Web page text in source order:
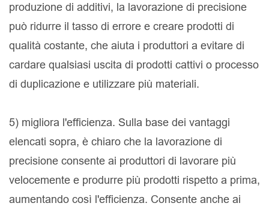
produzione di additivi, la lavorazione di precisione
può ridurre il tasso di errore e creare prodotti di
qualità costante, che aiuta i produttori a evitare di
cardare qualsiasi uscita di prodotti cattivi o processo
di duplicazione e utilizzare più materiali.
5) migliora l'efficienza. Sulla base dei vantaggi
elencati sopra, è chiaro che la lavorazione di
precisione consente ai produttori di lavorare più
velocemente e produrre più prodotti rispetto a prima,
aumentando così l'efficienza. Consente anche ai